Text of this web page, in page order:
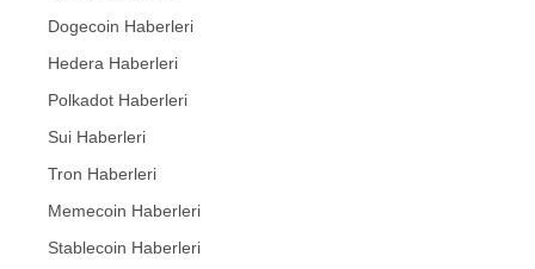
Dogecoin Haberleri
Hedera Haberleri
Polkadot Haberleri
Sui Haberleri
Tron Haberleri
Memecoin Haberleri
Stablecoin Haberleri